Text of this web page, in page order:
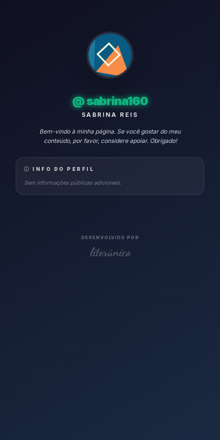
@sabrina160
SABRINA REIS
Bem-vindo à minha página. Se você gostar do meu
conteúdo, por favor, considere apoiar. Obrigado!
INFO DO PERFIL
Sem informações públicas adicionais.
DESENVOLVIDO POR
literúnico